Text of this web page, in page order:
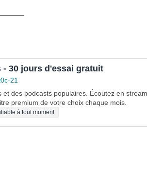
30 jours d'essai gratuit
21
des podcasts populaires. Écoutez en
premium de votre choix chaque mois.
à tout moment